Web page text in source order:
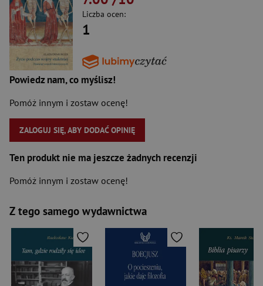
Liczba ocen:
1
Powiedz nam, co myślisz!
Pomóż innym i zostaw ocenę!
ZALOGUJ SIĘ, ABY DODAĆ OPINIĘ
Ten produkt nie ma jeszcze żadnych recenzji
Pomóż innym i zostaw ocenę!
Z tego samego wydawnictwa